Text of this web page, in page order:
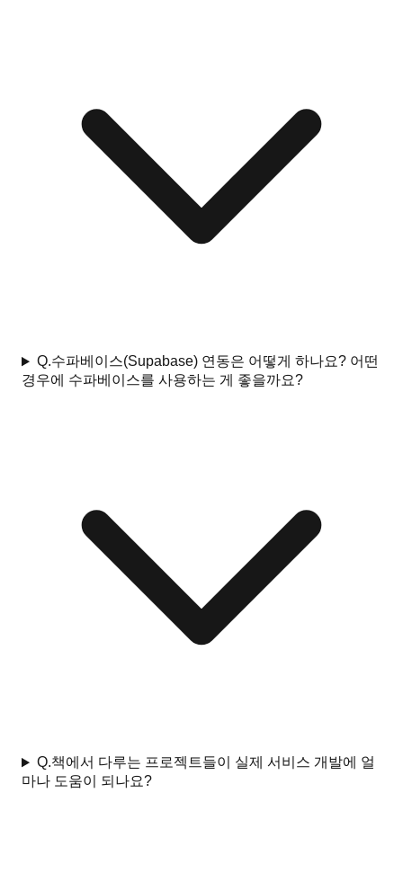
Q.수파베이스(Supabase) 연동은 어떻게 하나요? 어떤
경우에 수파베이스를 사용하는 게 좋을까요?
Q.책에서 다루는 프로젝트들이 실제 서비스 개발에 얼
마나 도움이 되나요?